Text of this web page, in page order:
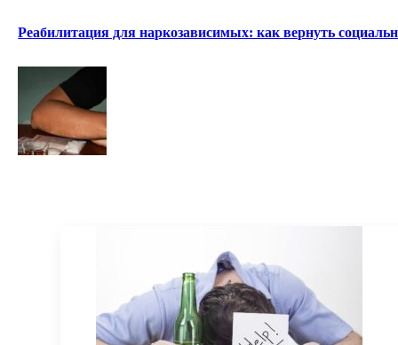
Реабилитация для наркозависимых: как вернуть